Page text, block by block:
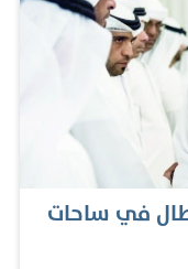
منذ عقود،
بفضل الله
على أمننا
في الخليج
عن المنطقة
ذلك خلال افتتاح
الرئاسة في
تم إنشاؤها
في ساحات